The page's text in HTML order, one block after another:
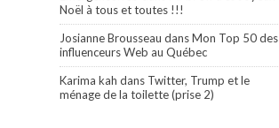
Noël à tous et toutes !!!
Josianne Brousseau dansMon Top 50 des
influenceurs Web au Québec
Karima kah dans Twitter, Trump et le
ménage de la toilette (prise 2)